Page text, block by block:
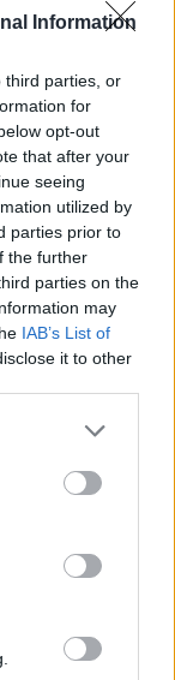
Information
third parties, or
for
opt-out
that after your
seeing
utilized by
parties prior to
the further
parties on the
may
IAB’s List of
it to other